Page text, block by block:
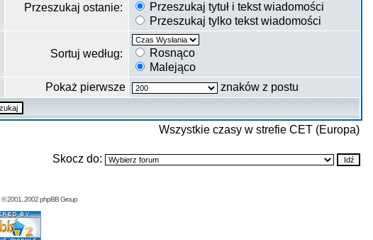
Przeszukaj ostanie:
Przeszukaj tytuł i tekst wiadomości
Przeszukaj tylko tekst wiadomości
Sortuj według:
Rosnąco
Malejąco
Pokaż pierwsze znaków z postu
Wszystkie czasy w strefie CET (Europa)
Skocz do:
© 2001, 2002 phpBB Group